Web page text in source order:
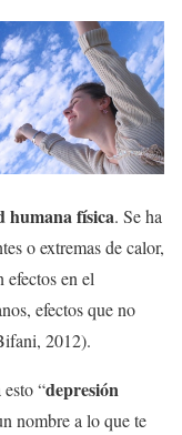
humana física. Se ha
o extremas de calor,
en el
efectos que no
2012).
“depresión
nombre a lo que te